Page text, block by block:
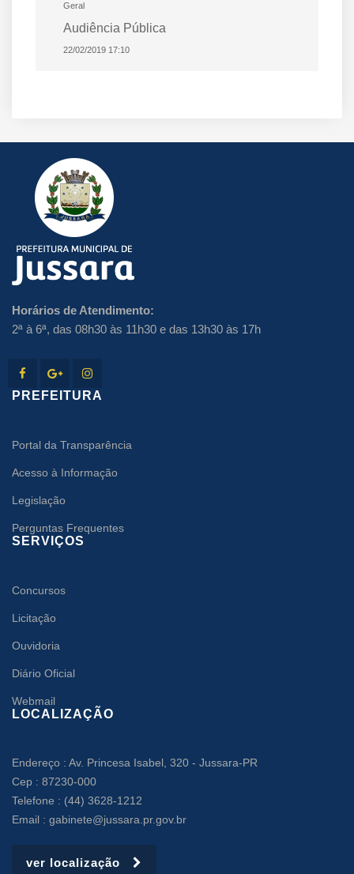
Geral
Audiência Pública
22/02/2019 17:10
Horários de Atendimento:
2ª à 6ª, das 08h30 às 11h30 e das 13h30 às 17h
PREFEITURA
Portal da Transparência
Acesso à Informação
Legislação
Perguntas Frequentes
SERVIÇOS
Concursos
Licitação
Ouvidoria
Diário Oficial
Webmail
LOCALIZAÇÃO
Endereço : Av. Princesa Isabel, 320 - Jussara-PR
Cep : 87230-000
Telefone : (44) 3628-1212
Email : gabinete@jussara.pr.gov.br
ver localização